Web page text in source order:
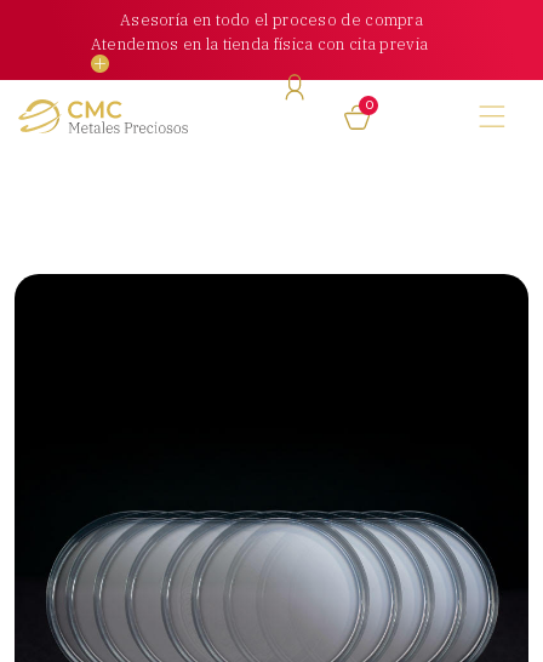
Asesoría en todo el proceso de compra
Atendemos en la tienda física con cita previa
0